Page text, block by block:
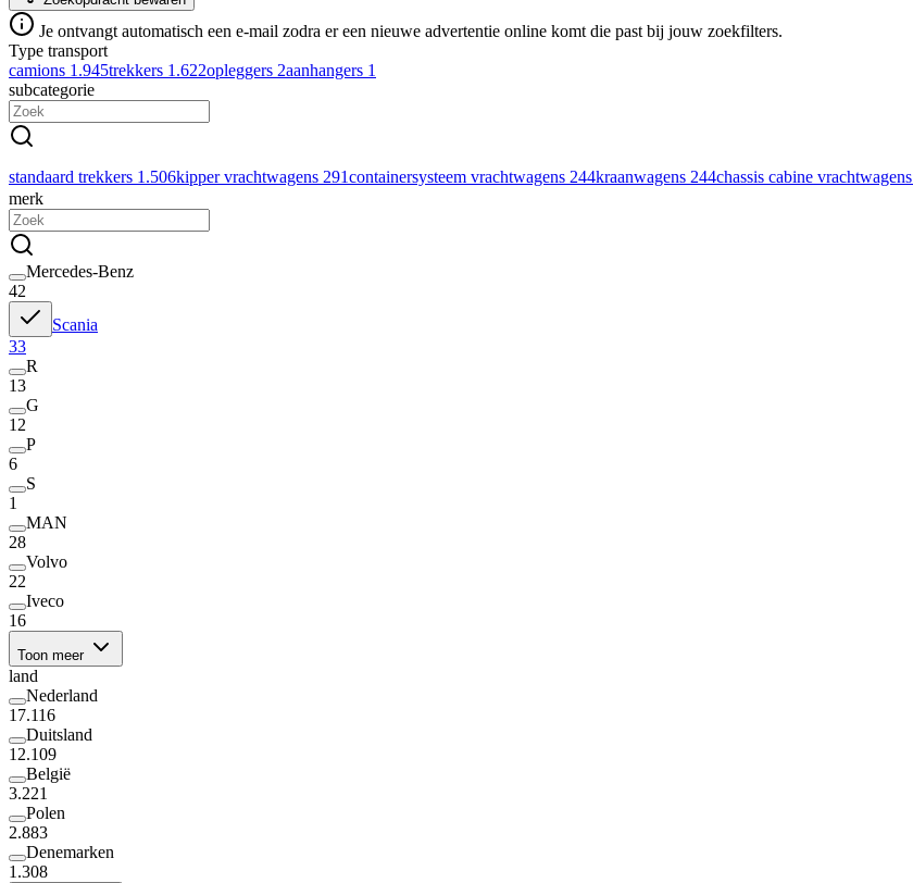
Je ontvangt automatisch een e-mail zodra er een nieuwe advertentie online komt die past bij jouw zoekfilters.
Type transport
camions 1.945trekkers 1.622opleggers 2aanhangers 1
subcategorie
standaard trekkers 1.506kipper vrachtwagens 291containersysteem vrachtwagens 244kraanwagens 244chassis cabine vrachtwagens
merk
Mercedes-Benz
42
Scania
33
R
13
G
12
P
6
S
1
MAN
28
Volvo
22
Iveco
16
Toon meer
land
Nederland
17.116
Duitsland
12.109
België
3.221
Polen
2.883
Denemarken
1.308